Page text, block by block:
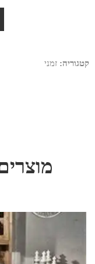
קטגוריה: זמני